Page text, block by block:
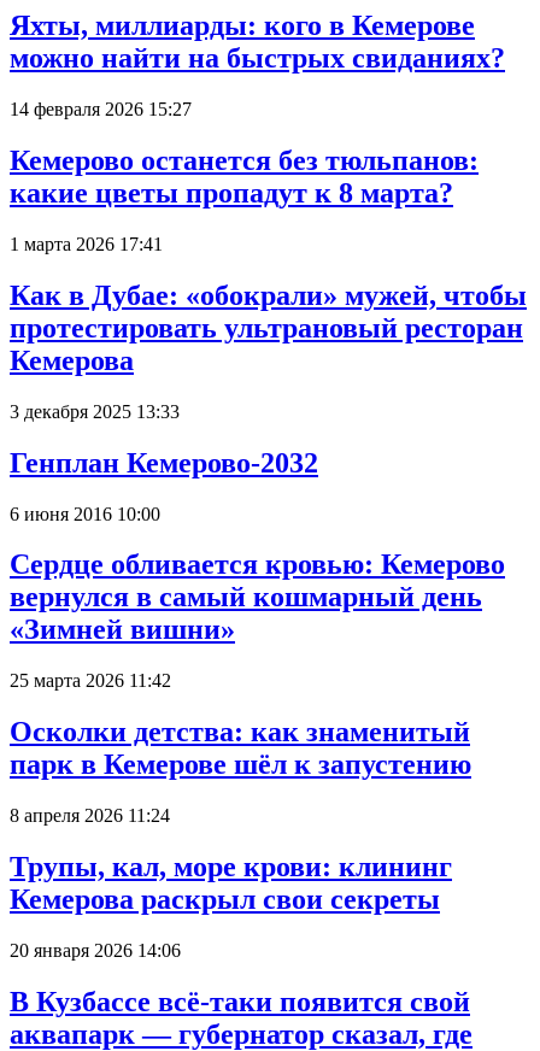
Яхты, миллиарды: кого в Кемерове
можно найти на быстрых свиданиях?
14 февраля 2026 15:27
Кемерово останется без тюльпанов:
какие цветы пропадут к 8 марта?
1 марта 2026 17:41
Как в Дубае: «обокрали» мужей, чтобы
протестировать ультрановый ресторан
Кемерова
3 декабря 2025 13:33
Генплан Кемерово-2032
6 июня 2016 10:00
Сердце обливается кровью: Кемерово
вернулся в самый кошмарный день
«Зимней вишни»
25 марта 2026 11:42
Осколки детства: как знаменитый
парк в Кемерове шёл к запустению
8 апреля 2026 11:24
Трупы, кал, море крови: клининг
Кемерова раскрыл свои секреты
20 января 2026 14:06
В Кузбассе всё-таки появится свой
аквапарк — губернатор сказал, где